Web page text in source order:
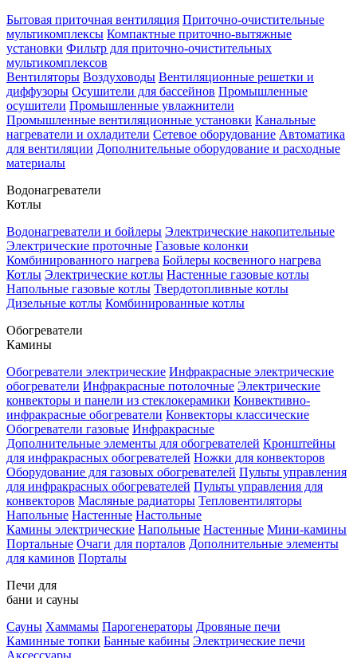
Бытовая приточная вентиляция Приточно-очистительные
мультикомплексы Компактные приточно-вытяжные
установки Фильтр для приточно-очистительных
мультикомплексов
Вентиляторы Воздуховоды Вентиляционные решетки и
диффузоры Осушители для бассейнов Промышленные
осушители Промышленные увлажнители
Промышленные вентиляционные установки Канальные
нагреватели и охладители Сетевое оборудование Автоматика
для вентиляции Дополнительные оборудование и расходные
материалы
Водонагреватели
Котлы
Водонагреватели и бойлеры Электрические накопительные
Электрические проточные Газовые колонки
Комбинированного нагрева Бойлеры косвенного нагрева
Котлы Электрические котлы Настенные газовые котлы
Напольные газовые котлы Твердотопливные котлы
Дизельные котлы Комбинированные котлы
Обогреватели
Камины
Обогреватели электрические Инфракрасные электрические
обогреватели Инфракрасные потолочные Электрические
конвекторы и панели из стеклокерамики Конвективно-
инфракрасные обогреватели Конвекторы классические
Обогреватели газовые Инфракрасные
Дополнительные элементы для обогревателей Кронштейны
для инфракрасных обогревателей Ножки для конвекторов
Оборудование для газовых обогревателей Пульты управления
для инфракрасных обогревателей Пульты управления для
конвекторов Масляные радиаторы Тепловентиляторы
Напольные Настенные Настольные
Камины электрические Напольные Настенные Мини-камины
Портальные Очаги для порталов Дополнительные элементы
для каминов Порталы
Печи для
бани и сауны
Сауны Хаммамы Парогенераторы Дровяные печи
Каминные топки Банные кабины Электрические печи
Аксессуары